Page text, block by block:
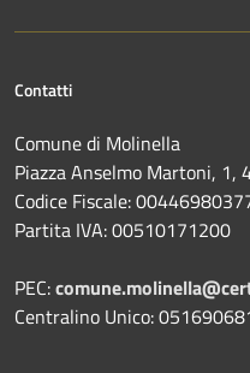
Contatti
Comune di Molinella
Piazza Anselmo Martoni, 1,
Codice Fiscale:
Partita IVA: 00510171200
PEC:
Centralino Unico: